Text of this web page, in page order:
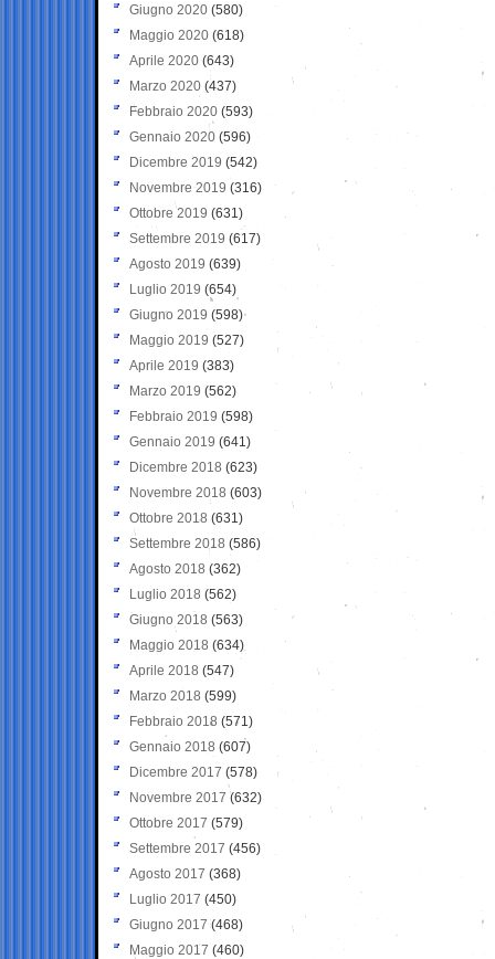
Giugno 2020 (580)
Maggio 2020 (618)
Aprile 2020 (643)
Marzo 2020 (437)
Febbraio 2020 (593)
Gennaio 2020 (596)
Dicembre 2019 (542)
Novembre 2019 (316)
Ottobre 2019 (631)
Settembre 2019 (617)
Agosto 2019 (639)
Luglio 2019 (654)
Giugno 2019 (598)
Maggio 2019 (527)
Aprile 2019 (383)
Marzo 2019 (562)
Febbraio 2019 (598)
Gennaio 2019 (641)
Dicembre 2018 (623)
Novembre 2018 (603)
Ottobre 2018 (631)
Settembre 2018 (586)
Agosto 2018 (362)
Luglio 2018 (562)
Giugno 2018 (563)
Maggio 2018 (634)
Aprile 2018 (547)
Marzo 2018 (599)
Febbraio 2018 (571)
Gennaio 2018 (607)
Dicembre 2017 (578)
Novembre 2017 (632)
Ottobre 2017 (579)
Settembre 2017 (456)
Agosto 2017 (368)
Luglio 2017 (450)
Giugno 2017 (468)
Maggio 2017 (460)